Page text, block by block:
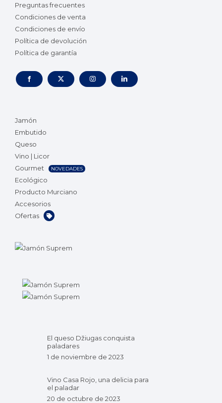
Preguntas frecuentes
Condiciones de venta
Condiciones de envío
Política de devolución
Política de garantía
Jamón
Embutido
Queso
Vino | Licor
Gourmet
NOVEDADES
Ecológico
Producto Murciano
Accesorios
Ofertas
El queso Džiugas conquista
paladares
1 de noviembre de 2023
Vino Casa Rojo, una delicia para
el paladar
20 de octubre de 2023